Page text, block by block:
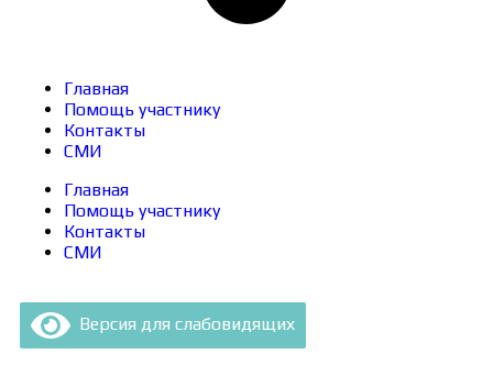
Главная
Помощь участнику
Контакты
СМИ
Главная
Помощь участнику
Контакты
СМИ
Версия для слабовидящих